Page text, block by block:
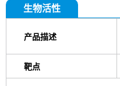
GSK2636771
GDC-
TG100713
Selective
生物活性
产品描述
靶点